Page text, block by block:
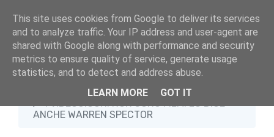
Blog
I VIDEOGIOCHI NON SONO FILM. LO DICE
ANCHE WARREN SPECTOR
This site uses cookies from Google to deliver its services
and to analyze traffic. Your IP address and user-agent are
shared with Google along with performance and security
metrics to ensure quality of service, generate usage
statistics, and to detect and address abuse.
LEARN MORE
GOT IT